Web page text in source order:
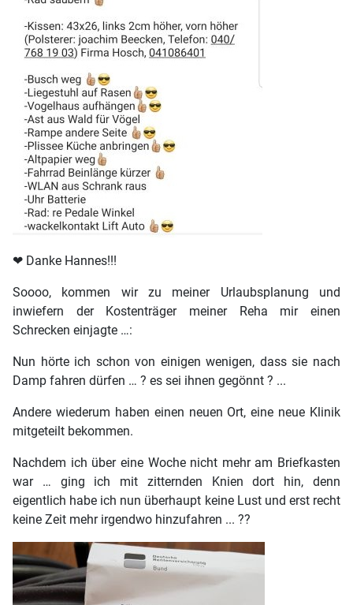
❤ Danke Hannes!!!
Soooo, kommen wir zu meiner Urlaubsplanung und
inwiefern der Kostenträger meiner Reha mir einen
Schrecken einjagte …:
Nun hörte ich schon von einigen wenigen, dass sie nach
Damp fahren dürfen … ? es sei ihnen gegönnt ? ...
Andere wiederum haben einen neuen Ort, eine neue Klinik
mitgeteilt bekommen.
Nachdem ich über eine Woche nicht mehr am Briefkasten
war … ging ich mit zitternden Knien dort hin, denn
eigentlich habe ich nun überhaupt keine Lust und erst recht
keine Zeit mehr irgendwo hinzufahren ... ??